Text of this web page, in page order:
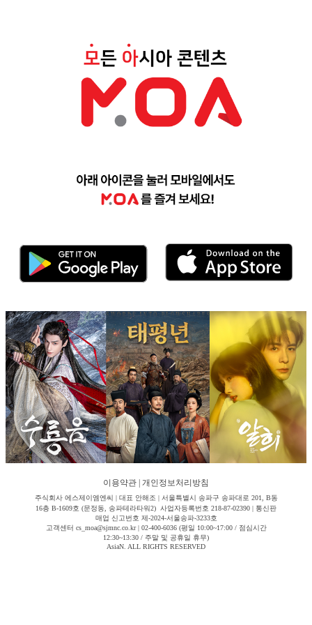
이용약관 개인정보처리방침
주식회사 에스제이엠엔씨 | 대표 안해조 | 서울특별시 송파구 송파대로 201, B동
16층 B-1609호 (문정동, 송파테라타워2) 사업자등록번호 218-87-02390 | 통신판
매업 신고번호 제-2024-서울송파-3233호
고객센터 cs_moa@sjmnc.co.kr | 02-400-6036 (평일 10:00~17:00 / 점심시간
12:30~13:30 / 주말 및 공휴일 휴무)
AsiaN. ALL RIGHTS RESERVED